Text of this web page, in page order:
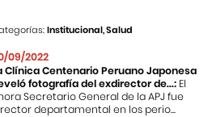
Institucional, Salud
09/2022
Clínica Centenario Peruano Japonesa
fotografía del exdirector de...: El
Secretario General de la APJ fue
departamental en los perio...